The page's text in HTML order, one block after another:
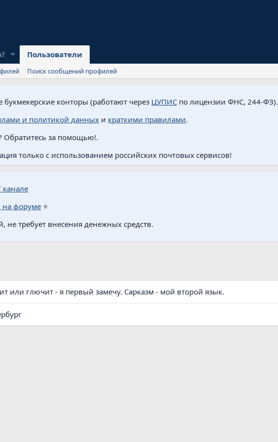
Пользователи
Поиск сообщений профилей
конторы (работают через ЦУПИС по лицензии ФНС, 244-ФЗ).
и политикой данных и краткими правилами.
Обратитесь за помощью!.
только с использованием российских почтовых сервисов!
на форуме ⭐️
не требует внесения денежных средств.
или глючит - я первый замечу. Сарказм - мой второй язык.